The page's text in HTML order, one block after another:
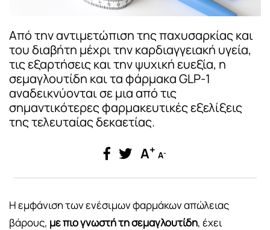
Από την αντιμετώπιση της παχυσαρκίας και
του διαβήτη μέχρι την καρδιαγγειακή υγεία,
τις εξαρτήσεις και την ψυχική ευεξία, η
σεμαγλουτίδη και τα φάρμακα GLP-1
αναδεικνύονται σε μια από τις
σημαντικότερες φαρμακευτικές εξελίξεις
της τελευταίας δεκαετίας.
A+ A-
Η εμφάνιση των ενέσιμων φαρμάκων απώλειας
βάρους, με πιο γνωστή τη σεμαγλουτίδη, έχει